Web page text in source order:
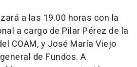
a las 19.00 horas con la
a cargo de Pilar Pérez de la
COAM, y José María Viejo
de Fundos. A